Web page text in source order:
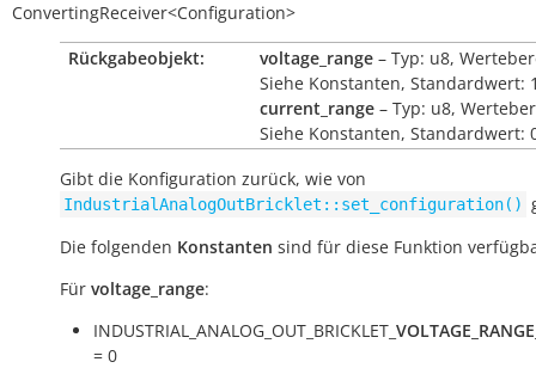
ConvertingReceiver<Configuration>
Rückgabeobjekt:
voltage_range – Typ: u8,
Siehe Konstanten, Standardwert:
current_range – Typ: u8,
Siehe Konstanten, Standardwert:
Gibt die Konfiguration zurück, wie von
IndustrialAnalogOutBricklet::set_configuration()
Die folgenden Konstanten sind für diese Funktion
Für voltage_range:
INDUSTRIAL_ANALOG_OUT_BRICKLET_ VOLTAGE_RANGE
= 0